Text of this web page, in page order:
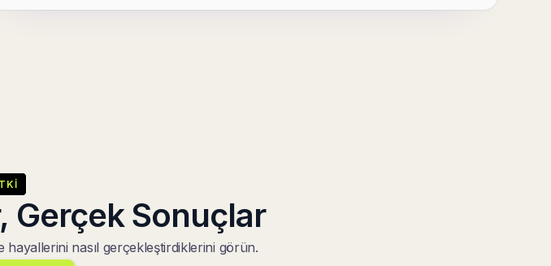
Gerçek Sonuçlar
nasıl gerçekleştirdiklerini görün.